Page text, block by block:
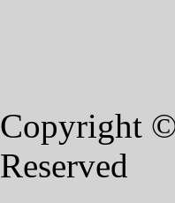
Copyright
Reserved